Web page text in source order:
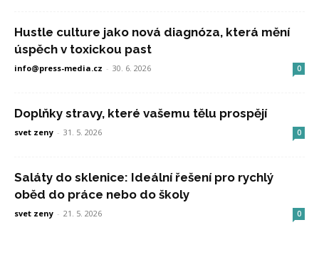
Hustle culture jako nová diagnóza, která mění
úspěch v toxickou past
info@press-media.cz - 30. 6. 2026 0
Doplňky stravy, které vašemu tělu prospějí
svet zeny - 31. 5. 2026 0
Saláty do sklenice: Ideální řešení pro rychlý
oběd do práce nebo do školy
svet zeny - 21. 5. 2026 0